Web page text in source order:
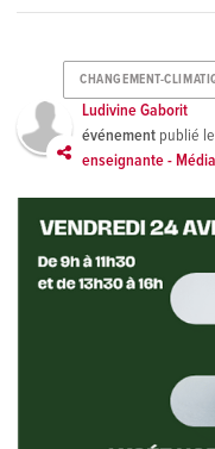
CHANGEMENT-
Ludivine Gaborit
événement publié
enseignante -